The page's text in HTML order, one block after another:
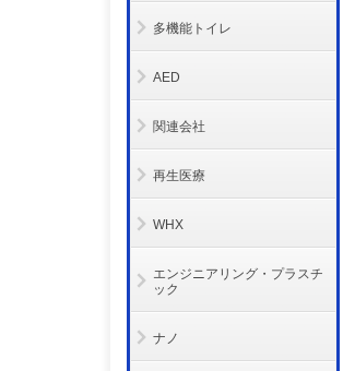
多機能トイレ
AED
関連会社
再生医療
WHX
エンジニアリング・プラスチ
ック
ナノ